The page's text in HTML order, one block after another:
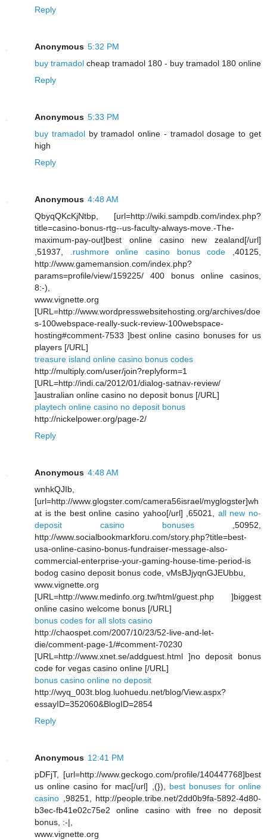
Reply
Anonymous 5:32 PM
buy tramadol cheap tramadol 180 - buy tramadol 180 online
Reply
Anonymous 5:33 PM
buy tramadolby tramadol online - tramadol dosage to get
high
Reply
Anonymous 4:48 AM
QbyqQKcKjNtbp, [url=http://wiki.sampdb.com/index.php?
title=casino-bonus-rtg--us-faculty-always-move.-The-
maximum-pay-out]best online casino new zealand[/url]
,51937,
.rushmore online casino bonus code ,40125,
http://www.gamemansion.com/index.php?
params=profile/view/159225/ 400 bonus online casinos,
8:-),
www.vignette.org
[URL=http://www.wordpresswebsitehosting.org/archives/doe
s-100webspace-really-suck-review-100webspace-
hosting#comment-7533 ]best online casino bonuses for us
players [/URL]
treasure island online casino bonus codes
http://multiply.com/user/join?replyform=1
[URL=http://indi.ca/2012/01/dialog-satnav-review/
]australian online casino no deposit bonus [/URL]
playtech online casino no deposit bonus
http://nickelpower.org/page-2/
Reply
Anonymous 4:48 AM
wnhkQJIb,
[url=http://www.glogster.com/camera56israel/myglogster]wh
at is the best online casino yahoo[/url] ,65021, all new no-
deposit casino bonuses ,50952,
http://www.socialbookmarkforu.com/story.php?title=best-
usa-online-casino-bonus-fundraiser-message-also-
commercial-enterprise-your-gaming-house-time-period-is
bodog casino deposit bonus code, vMsBJjyqnGJEUbbu,
www.vignette.org
[URL=http://www.medinfo.org.tw/html/guest.php ]biggest
online casino welcome bonus [/URL]
bonus codes for all slots casino
http://chaospet.com/2007/10/23/52-live-and-let-
die/comment-page-1/#comment-70230
[URL=http://www.xnet.se/addguest.html ]no deposit bonus
code for vegas casino online [/URL]
bonus casino online no deposit
http://wyq_003t.blog.luohuedu.net/blog/View.aspx?
essayID=352060&BlogID=2854
Reply
Anonymous 12:41 PM
pDFjT, [url=http://www.geckogo.com/profile/140447768]best
us online casino for mac[/url] ,(}), best bonuses for online
casino ,98251, http://people.tribe.net/2dd0b9fa-5892-4d80-
b3ec-fb41e02c75e2 online casino with free no deposit
bonus, :-|,
www.vignette.org